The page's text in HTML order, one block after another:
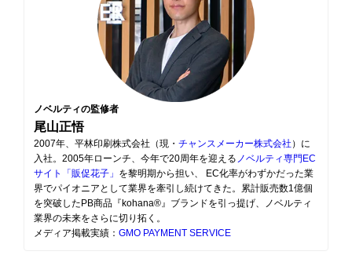
ノベルティの監修者
尾山正悟
2007年、平林印刷株式会社（現・ チャンスメーカー株式会社 ）に
入社。2005年ローンチ、今年で20周年を迎える ノベルティ専門EC
サイト「販促花子」 を黎明期から担い、 EC化率がわずかだった業
界でパイオニアとして業界を牽引し続けてきた。累計販売数1億個
を突破したPB商品『kohana®』ブランドを引っ提げ、ノベルティ
業界の未来をさらに切り拓く。
メディア掲載実績： GMO PAYMENT SERVICE